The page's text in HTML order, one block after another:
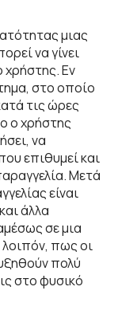
μιας
να γίνει
χρήστης. Εν
στο οποίο
τις ώρες
ο χρήστης
να
επιθυμεί και
Μετά
είναι
άλλα
σε μια
πως οι
πολύ
στο φυσικό